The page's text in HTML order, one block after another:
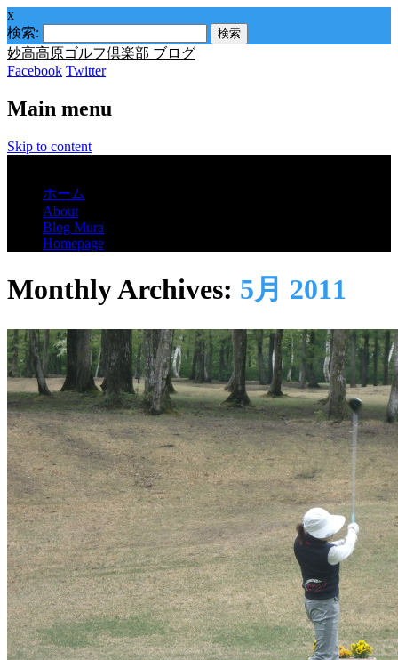
x
検索:
妙高高原ゴルフ倶楽部 ブログ
Facebook Twitter
Main menu
Skip to content
ホーム
About
Blog Mura
Homepage
Monthly Archives: 5月 2011